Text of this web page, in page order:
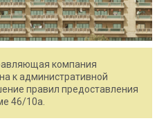
компания
к административной
правил предоставления
46/10а.